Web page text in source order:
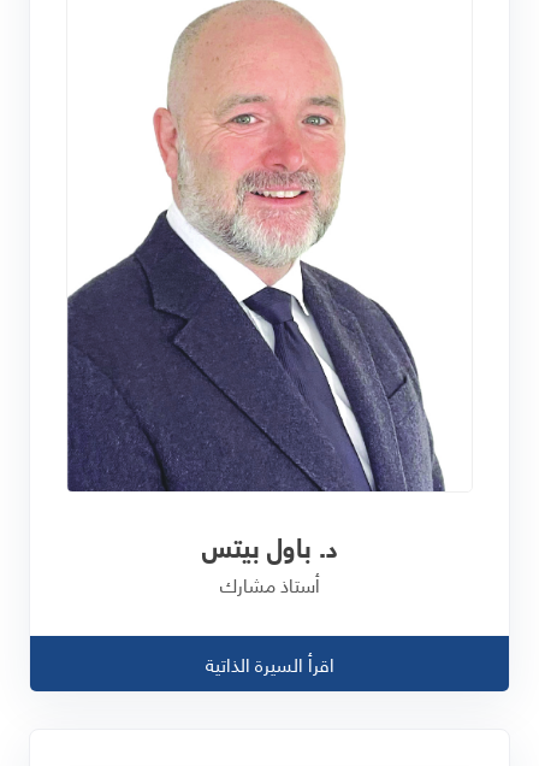
د. باول بيتس
أستاذ مشارك
اقرأ السيرة الذاتية